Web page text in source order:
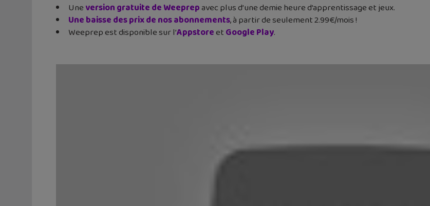
Uneversion gratuite de Weeprepavec plus d’une demie heure d’apprentissage et jeux.
Une baisse des prix de nos abonnements, à partir de seulement 2.99€/mois !
Weeprep est disponible sur l’AppstoreetGoogle Play.